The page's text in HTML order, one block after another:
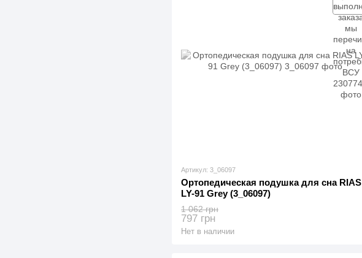
Артикул: 3_06097
Ортопедическая подушка для сна RIAS
LY-91 Grey (3_06097)
1 062 грн
797 грн
Нет в наличии